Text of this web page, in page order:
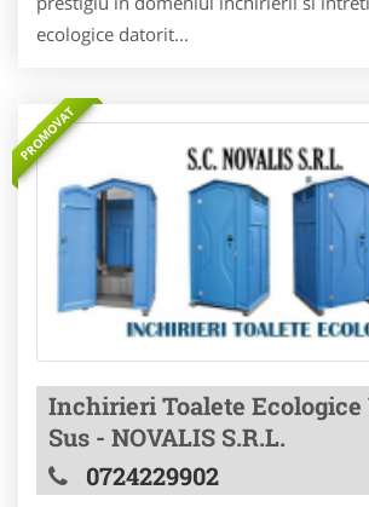
ecologice datorit...
PROMOVAT
Inchirieri Toalete Ecologice
Sus - NOVALIS S.R.L.
0724229902